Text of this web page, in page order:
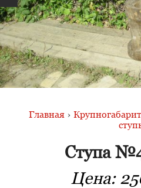
Главная ›
Ступа
Цена: